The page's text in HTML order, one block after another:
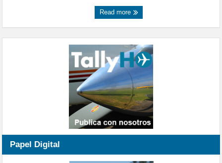
Read more
Papel Digital